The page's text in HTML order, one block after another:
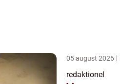
05 august 2026
redaktionel